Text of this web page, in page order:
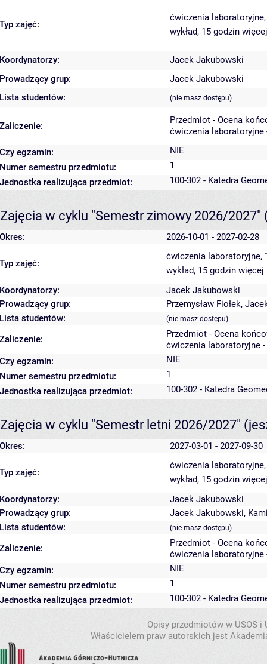
Typ zajęć:
ćwiczenia
wykład, 15 godzin
Koordynatorzy:
Jacek Jakubowski
Prowadzący grup:
Jacek Jakubowski
Lista studentów:
(nie masz dostępu)
Zaliczenie:
Przedmiot - Ocena
ćwiczenia laboratoryjne
Czy egzamin:
NIE
Numer semestru przedmiotu:
1
Jednostka realizująca przedmiot:
100-302 - Katedra
Zajęcia w cyklu "Semestr zimowy 2026/2027"
Okres: 2026-10-01 - 2027-02-28
Typ zajęć:
ćwiczenia laboratoryjne,
wykład, 15 godzin więcej
Koordynatorzy:
Jacek Jakubowski
Prowadzący grup:
Przemysław Fiołek,
Lista studentów:
(nie masz dostępu)
Zaliczenie:
Przedmiot - Ocena
ćwiczenia laboratoryjne
Czy egzamin:
NIE
Numer semestru przedmiotu:
1
Jednostka realizująca przedmiot:
100-302 - Katedra
Zajęcia w cyklu "Semestr letni 2026/2027"
Okres: 2027-03-01 - 2027-09-30
Typ zajęć:
ćwiczenia
wykład, 15 godzin
Koordynatorzy:
Jacek Jakubowski
Prowadzący grup:
Jacek Jakubowski,
Lista studentów:
(nie masz dostępu)
Zaliczenie:
Przedmiot - Ocena
ćwiczenia laboratoryjne
Czy egzamin:
NIE
Numer semestru przedmiotu:
1
Jednostka realizująca przedmiot:
100-302 - Katedra
Opisy przedmiotów w USOS
Właścicielem praw autorskich jest